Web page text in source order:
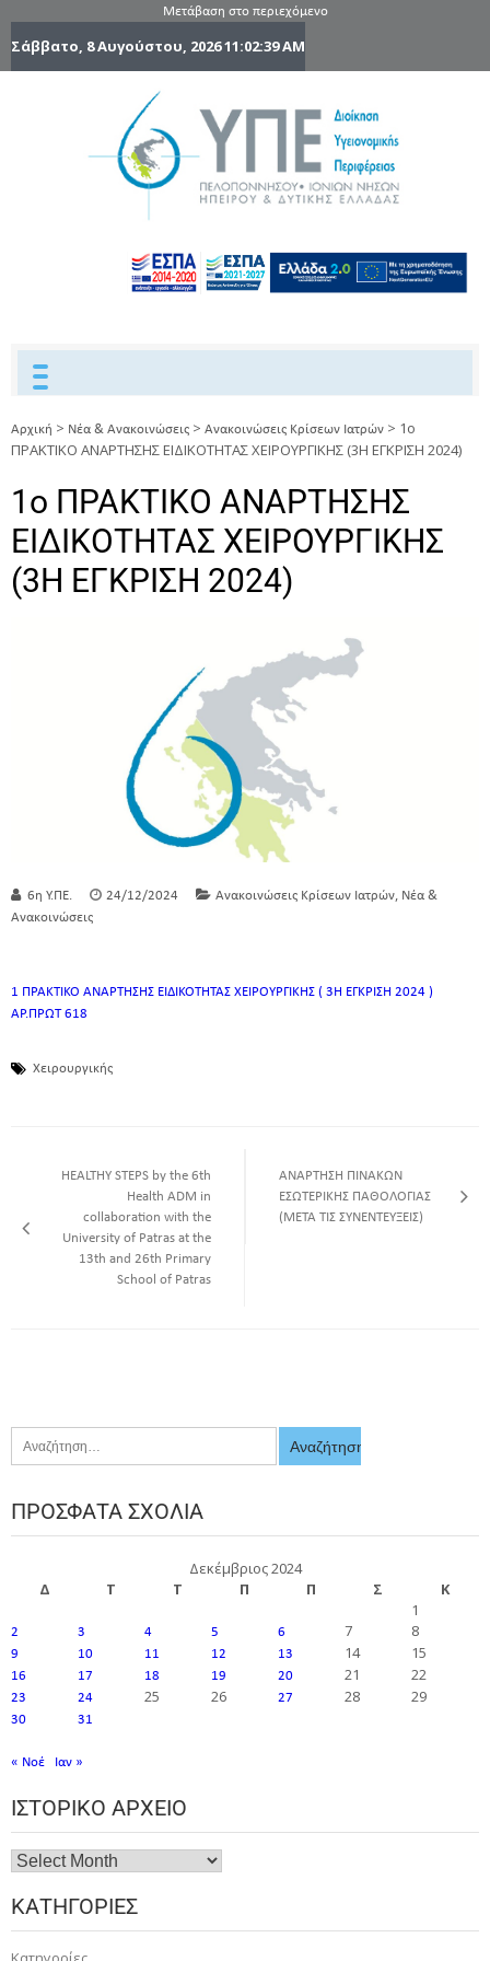
Μετάβαση στο περιεχόμενο
Σάββατο, 8 Αυγούστου, 202611:02:40 AM
Ηπείρου
Δυτικής
Ελλάδας
Αρχική > Νέα & Ανακοινώσεις > Ανακοινώσεις Κρίσεων Ιατρών > 1ο
ΠΡΑΚΤΙΚΟ ΑΝΑΡΤΗΣΗΣ ΕΙΔΙΚΟΤΗΤΑΣ ΧΕΙΡΟΥΡΓΙΚΗΣ (3Η ΕΓΚΡΙΣΗ 2024)
1ο ΠΡΑΚΤΙΚΟ ΑΝΑΡΤΗΣΗΣ
ΕΙΔΙΚΟΤΗΤΑΣ ΧΕΙΡΟΥΡΓΙΚΗΣ
(3Η ΕΓΚΡΙΣΗ 2024)
6η Υ.ΠΕ. 24/12/2024 Ανακοινώσεις Κρίσεων Ιατρών, Νέα &
Ανακοινώσεις
1 ΠΡΑΚΤΙΚΟ ΑΝΑΡΤΗΣΗΣ ΕΙΔΙΚΟΤΗΤΑΣ ΧΕΙΡΟΥΡΓΙΚΗΣ ( 3Η ΕΓΚΡΙΣΗ 2024 )
ΑΡ.ΠΡΩΤ 618
Χειρουργικής
HEALTHY STEPS by the 6th
Health ADM in
collaboration with the
University of Patras at the
13th and 26th Primary
School of Patras
ΑΝΑΡΤΗΣΗ ΠΙΝΑΚΩΝ
ΕΣΩΤΕΡΙΚΗΣ ΠΑΘΟΛΟΓΙΑΣ
(ΜΕΤΑ ΤΙΣ ΣΥΝΕΝΤΕΥΞΕΙΣ)
ΠΡΌΣΦΑΤΑ ΣΧΌΛΙΑ
Δεκέμβριος 2024
Δ
Τ Τ Π Π Σ
Κ
1
2 3 4 5 6 7 8
9 10 11 12 13 14 15
16 17 18 19 20 21 22
23 24 25 26 27 28 29
30 31
« Νοέ Ιαν »
ΙΣΤΟΡΙΚΌ ΑΡΧΕΊΟ
ΚΑΤΗΓΟΡΊΕΣ